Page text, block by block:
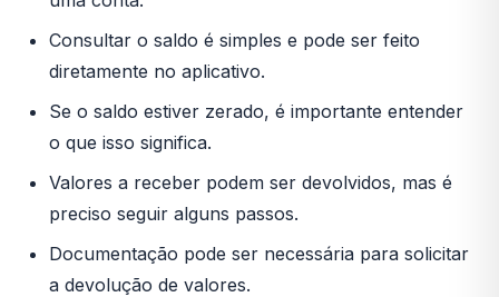
Consultar o saldo é simples e pode ser feito
diretamente no aplicativo.
Se o saldo estiver zerado, é importante entender
o que isso significa.
Valores a receber podem ser devolvidos, mas é
preciso seguir alguns passos.
Documentação pode ser necessária para solicitar
a devolução de valores.